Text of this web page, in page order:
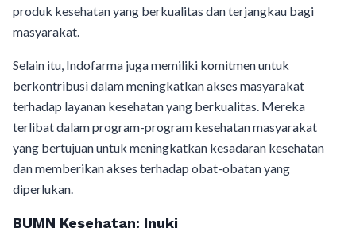
produk kesehatan yang berkualitas dan terjangkau bagi
masyarakat.
Selain itu, Indofarma juga memiliki komitmen untuk
berkontribusi dalam meningkatkan akses masyarakat
terhadap layanan kesehatan yang berkualitas. Mereka
terlibat dalam program-program kesehatan masyarakat
yang bertujuan untuk meningkatkan kesadaran kesehatan
dan memberikan akses terhadap obat-obatan yang
diperlukan.
BUMN Kesehatan: Inuki